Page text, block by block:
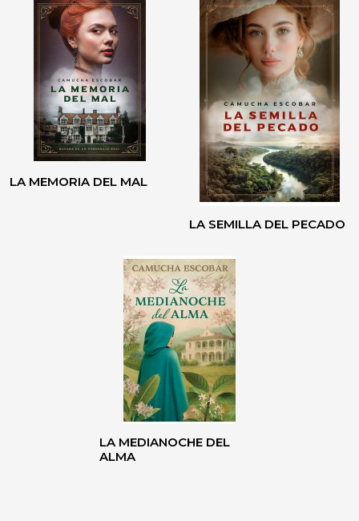
LA MEMORIA DEL MAL
LA SEMILLA DEL PECADO
LA MEDIANOCHE DEL
ALMA